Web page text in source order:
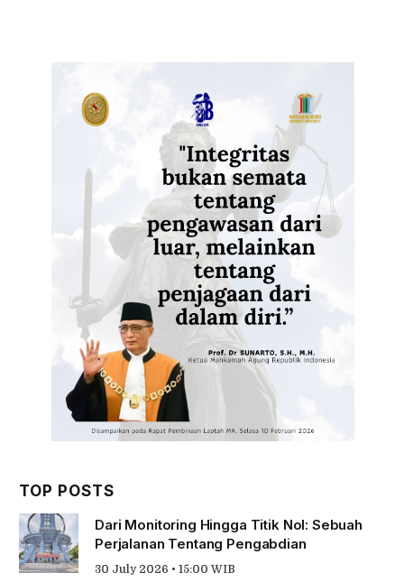
TOP POSTS
Dari Monitoring Hingga Titik Nol: Sebuah
Perjalanan Tentang Pengabdian
30 July 2026 • 15:00 WIB